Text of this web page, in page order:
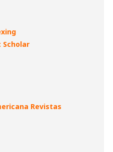
Scholar
Revistas